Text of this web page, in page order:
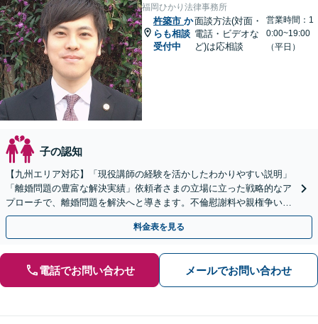
福岡ひかり法律事務所
杵築市 か
らも相談
受付中
面談方法(対面・
電話・ビデオな
ど)は応相談
営業時間：1
0:00~19:00
（平日）
子の認知
【九州エリア対応】「現役講師の経験を活かしたわかりやすい説明」
「離婚問題の豊富な解決実績」依頼者さまの立場に立った戦略的なア
プローチで、離婚問題を解決へと導きます。不倫慰謝料や親権争い、
高額所得者の財産分与など、何でもご相談ください。
料金表を見る
電話でお問い合わせ メールでお問い合わせ